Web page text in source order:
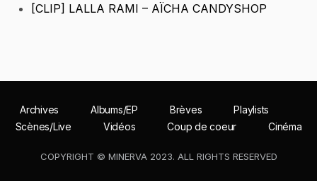
[CLIP] LALLA RAMI – AÏCHA CANDYSHOP
Archives Albums/EP Brèves
Playlists
Scènes/Live
Vidéos Coup de coeur Cinéma
COPYRIGHT © MINERVA 2023. ALL RIGHTS RESERVED